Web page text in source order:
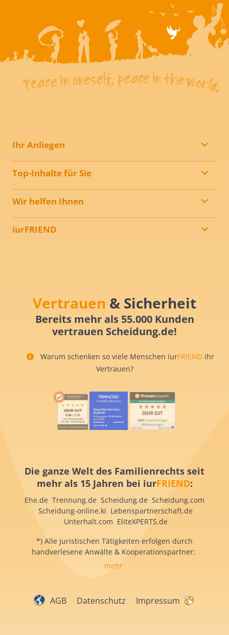
Ihr Anliegen
Top-Inhalte für Sie
Wir helfen Ihnen
iurFRIEND
Vertrauen & Sicherheit
Bereits mehr als 55.000 Kunden
vertrauen Scheidung.de!
Warum schenken so viele Menschen iurFRIEND ihr
Vertrauen?
Die ganze Welt des Familienrechts seit
mehr als 15 Jahren bei iurFRIEND:
Ehe.de Trennung.de Scheidung.de Scheidung.com
Scheidung-online.ki Lebenspartnerschaft.de
Unterhalt.com EliteXPERTS.de
*) Alle juristischen Tätigkeiten erfolgen durch
handverlesene Anwälte & Kooperationspartner:
mehr
AGB Datenschutz Impressum